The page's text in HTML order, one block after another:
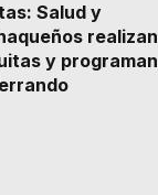
Salud y
realizan
y programan